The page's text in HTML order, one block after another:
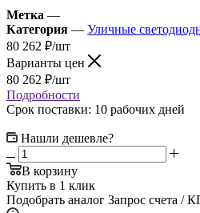
Метка —
Категория — Уличные
80 262 ₽/шт
Варианты цен
80 262 ₽/шт
Подробности
Срок поставки: 10 рабочих дней
Нашли дешевле?
В корзину
Купить в 1 клик
Подобрать аналог Запрос счета /